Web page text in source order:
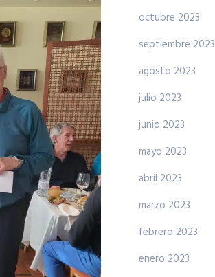
octubre 2023
septiembre 2023
agosto 2023
julio 2023
junio 2023
mayo 2023
abril 2023
marzo 2023
febrero 2023
enero 2023